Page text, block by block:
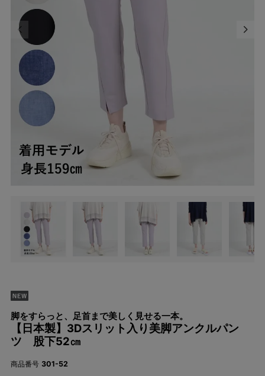
脚をすらっと、足首まで美しく見せる一本。
【日本製】3Dスリット入り美脚アンクルパン
ツ 股下52㎝
商品番号 301-52